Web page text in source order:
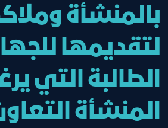
بالمنشأة
لتقديمها
الطالبة التي
المنشأة